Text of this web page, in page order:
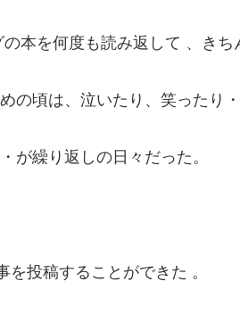
本を何度も読み返して 、きち
の頃は、泣いたり、笑ったり・
が繰り返しの日々だった。
を投稿することができた 。